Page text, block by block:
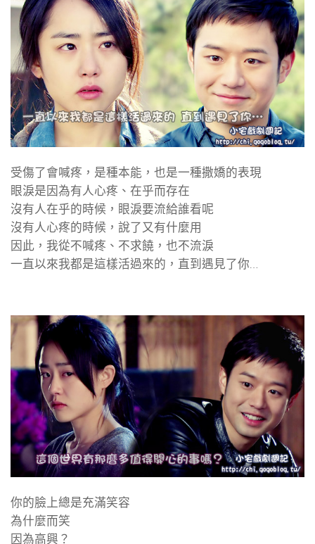
受傷了會喊疼，是種本能，也是一種撒嬌的表現
眼淚是因為有人心疼、在乎而存在
沒有人在乎的時候，眼淚要流給誰看呢
沒有人心疼的時候，說了又有什麼用
因此，我從不喊疼、不求饒，也不流淚
一直以來我都是這樣活過來的，直到遇見了你…
你的臉上總是充滿笑容
為什麼而笑
因為高興？